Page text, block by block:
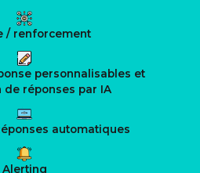
/ renforcement
personnalisables et
de réponses par IA
automatiques
Alerting